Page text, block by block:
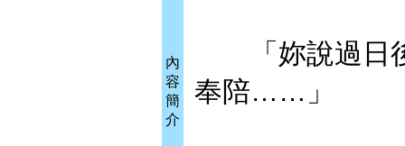
內
容
簡
介
「妳說過日後
奉陪……」